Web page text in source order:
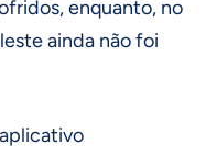
enquanto, no
ainda não foi